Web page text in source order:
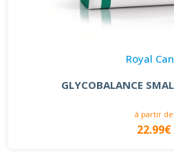
Royal
GLYCOBALANCE
à partir de
22.99€